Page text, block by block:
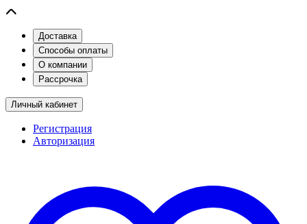
Доставка
Способы оплаты
О компании
Рассрочка
Личный кабинет
Регистрация
Авторизация